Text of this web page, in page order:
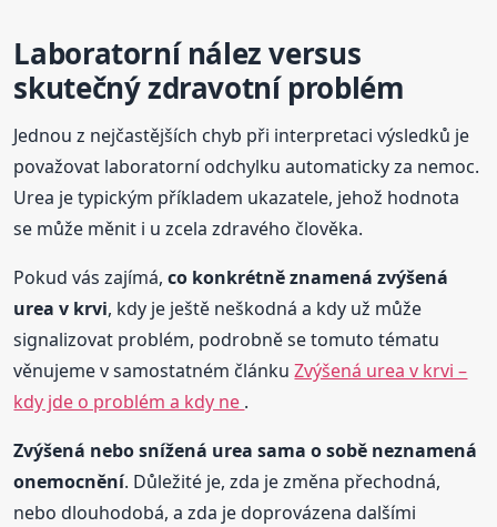
Laboratorní nález versus
skutečný zdravotní problém
Jednou z nejčastějších chyb při interpretaci výsledků je
považovat laboratorní odchylku automaticky za nemoc.
Urea je typickým příkladem ukazatele, jehož hodnota
se může měnit i u zcela zdravého člověka.
Pokud vás zajímá,co konkrétně znamená zvýšená
urea v krvi, kdy je ještě neškodná a kdy už může
signalizovat problém, podrobně se tomuto tématu
věnujeme v samostatném článkuZvýšená urea v krvi –
kdy jde o problém a kdy ne .
Zvýšená nebo snížená urea sama o sobě neznamená
onemocnění. Důležité je, zda je změna přechodná,
nebo dlouhodobá, a zda je doprovázena dalšími